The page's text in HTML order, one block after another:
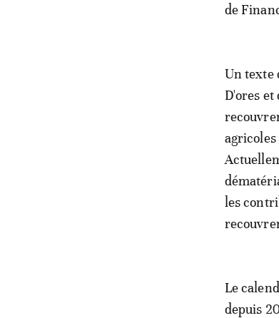
de
Un texte
D'ores
les
Le
depuis